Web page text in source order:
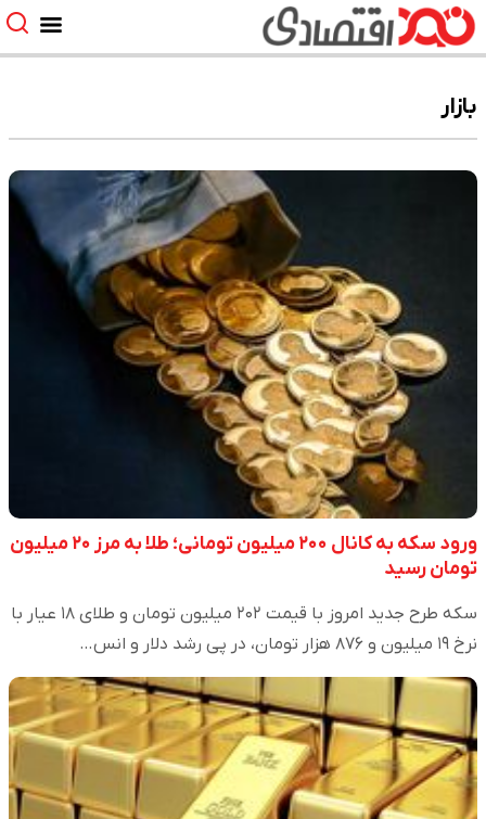
بازار
ورود سکه به کانال ۲۰۰ میلیون تومانی؛ طلا به مرز ۲۰ میلیون
تومان رسید
سکه طرح جدید امروز با قیمت ۲۰۲ میلیون تومان و طلای ۱۸ عیار با
نرخ ۱۹ میلیون و ۸۷۶ هزار تومان، در پی رشد دلار و انس…